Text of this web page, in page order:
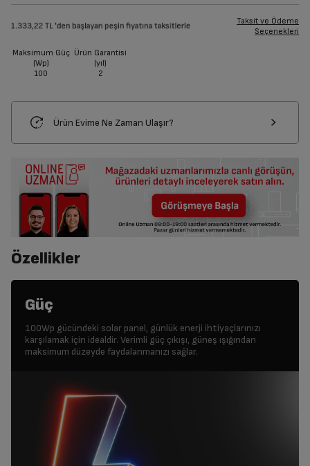
Taksit ve Ödeme
Seçenekleri
Maksimum Güç
(Wp)
100
Ürün Garantisi
(yıl)
2
Ürün Evime Ne Zaman Ulaşır?
Özellikler
Güç
100Wp gücündeki solar panel, günlük enerji ihtiyaçlarınızı
karşılamak için idealdir. Verimli güç çıkışı, güneş ışığından
maksimum düzeyde faydalanmanızı sağlar.